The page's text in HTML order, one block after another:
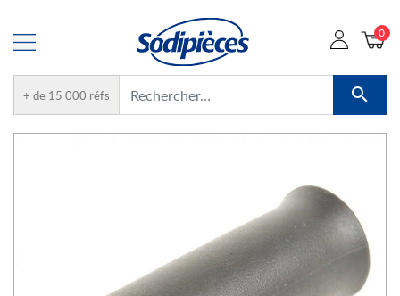
+ de 15 000 réfs 
0